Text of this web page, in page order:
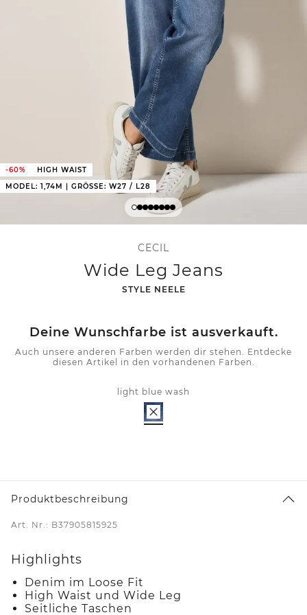
-60%
HIGH WAIST
MODEL: 1,74M | GRÖSSE: W27 / L28
CECIL
Wide Leg Jeans
-
STYLE NEELE
Deine Wunschfarbe ist ausverkauft.
Auch unsere anderen Farben werden dir stehen. Entdecke
diesen Artikel in den vorhandenen Farben.
light blue wash
Produktbeschreibung
Art. Nr.: B37905815925
Highlights
Denim im Loose Fit
High Waist und Wide Leg
Seitliche Taschen